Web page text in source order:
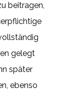
beitragen,
gelegt
später
ebenso